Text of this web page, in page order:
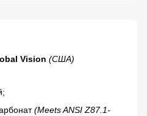
Vision (США)
(Meets ANSI Z87.1-